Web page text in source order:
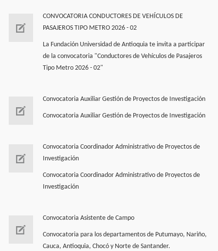
CONVOCATORIA CONDUCTORES DE VEHÍCULOS DE
PASAJEROS TIPO METRO 2026 - 02
La Fundación Universidad de Antioquia te invita a participar
de la convocatoria "Conductores de Vehí­culos de Pasajeros
Tipo Metro 2026 - 02"
Convocatoria Auxiliar Gestión de Proyectos de Investigación
Convocatoria Auxiliar Gestión de Proyectos de Investigación
Convocatoria Coordinador Administrativo de Proyectos de
Investigación
Convocatoria Coordinador Administrativo de Proyectos de
Investigación
Convocatoria Asistente de Campo
Convocatoria para los departamentos de Putumayo, Nariño,
Cauca, Antioquia, Chocó y Norte de Santander.